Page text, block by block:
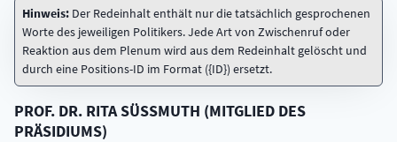
Hinweis: Der Redeinhalt enthält nur die tatsächlich gesprochenen
Worte des jeweiligen Politikers. Jede Art von Zwischenruf oder
Reaktion aus dem Plenum wird aus dem Redeinhalt gelöscht und
durch eine Positions-ID im Format ({ID}) ersetzt.
PROF. DR. RITASÜSSMUTH (MITGLIED DES
PRÄSIDIUMS)